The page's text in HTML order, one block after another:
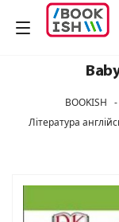
BOOKISH -
Література